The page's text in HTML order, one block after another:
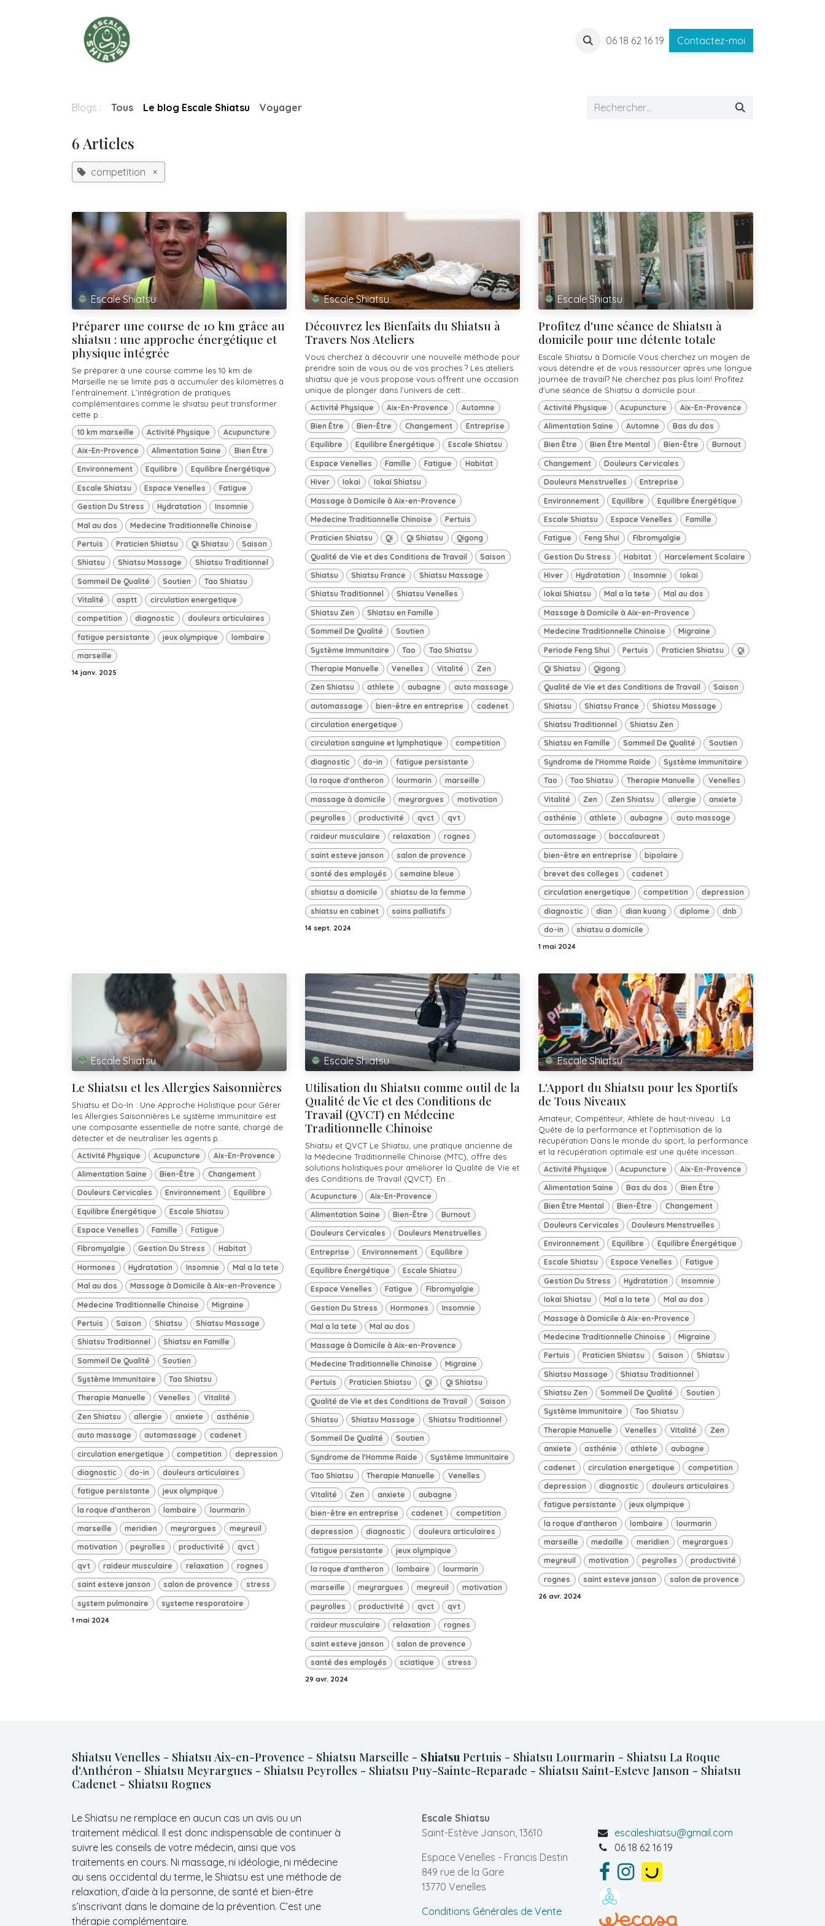
06 18 62 16 19 Contactez-moi
Blogs : Tous Le blog Escale Shiatsu Voyager
6 Articles
competition ×
Escale Shiatsu
Préparer une course de 10 km grâce au
shiatsu : une approche énergétique et
physique intégrée
Se préparer à une course comme les 10 km de
Marseille ne se limite pas à accumuler des kilomètres à
l’entraînement. L’intégration de pratiques
complémentaires comme le shiatsu peut transformer
cette p...
10 km marseille Activité Physique Acupuncture
Aix-En-Provence Alimentation Saine Bien Être
Environnement Equilibre Equilibre Énergétique
Escale Shiatsu Espace Venelles Fatigue
Gestion Du Stress Hydratation Insomnie
Mal au dos Medecine Traditionnelle Chinoise
Pertuis Praticien Shiatsu Qi Shiatsu Saison
Shiatsu Shiatsu Massage Shiatsu Traditionnel
Sommeil De Qualité Soutien Tao Shiatsu
Vitalité asptt circulation energetique
competition diagnostic douleurs articulaires
fatigue persistante jeux olympique lombaire
marseille
14 janv. 2025
Escale Shiatsu
Découvrez les Bienfaits du Shiatsu à
Travers Nos Ateliers
Vous cherchez à découvrir une nouvelle méthode pour
prendre soin de vous ou de vos proches ? Les ateliers
shiatsu que je vous propose vous offrent une occasion
unique de plonger dans l’univers de cett...
Activité Physique Aix-En-Provence Automne
Bien Être Bien-Être Changement Entreprise
Equilibre Equilibre Énergétique Escale Shiatsu
Espace Venelles Famille Fatigue Habitat
Hiver Iokai Iokai Shiatsu
Massage à Domicile à Aix-en-Provence
Medecine Traditionnelle Chinoise Pertuis
Praticien Shiatsu Qi Qi Shiatsu Qigong
Qualité de Vie et des Conditions de Travail Saison
Shiatsu Shiatsu France Shiatsu Massage
Shiatsu Traditionnel Shiatsu Venelles
Shiatsu Zen Shiatsu en Famille
Sommeil De Qualité Soutien
Système Immunitaire Tao Tao Shiatsu
Therapie Manuelle Venelles Vitalité Zen
Zen Shiatsu athlete aubagne auto massage
automassage bien-être en entreprise cadenet
circulation energetique
circulation sanguine et lymphatique competition
diagnostic do-in fatigue persistante
la roque d'antheron lourmarin marseille
massage à domicile meyrargues motivation
peyrolles productivité qvct qvt
raideur musculaire relaxation rognes
saint esteve janson salon de provence
santé des employés semaine bleue
shiatsu a domicile shiatsu de la femme
shiatsu en cabinet soins palliatifs
14 sept. 2024
Escale Shiatsu
Profitez d'une séance de Shiatsu à
domicile pour une détente totale
Escale Shiatsu à Domicile Vous cherchez un moyen de
vous détendre et de vous ressourcer après une longue
journée de travail? Ne cherchez pas plus loin! Profitez
d'une séance de Shiatsu à domicile pour...
Activité Physique Acupuncture Aix-En-Provence
Alimentation Saine Automne Bas du dos
Bien Être Bien Être Mental Bien-Être Burnout
Changement Douleurs Cervicales
Douleurs Menstruelles Entreprise
Environnement Equilibre Equilibre Énergétique
Escale Shiatsu Espace Venelles Famille
Fatigue Feng Shui Fibromyalgie
Gestion Du Stress Habitat Harcelement Scolaire
Hiver Hydratation Insomnie Iokai
Iokai Shiatsu Mal a la tete Mal au dos
Massage à Domicile à Aix-en-Provence
Medecine Traditionnelle Chinoise Migraine
Periode Feng Shui Pertuis Praticien Shiatsu Qi
Qi Shiatsu Qigong
Qualité de Vie et des Conditions de Travail Saison
Shiatsu Shiatsu France Shiatsu Massage
Shiatsu Traditionnel Shiatsu Zen
Shiatsu en Famille Sommeil De Qualité Soutien
Syndrome de l'Homme Raide Système Immunitaire
Tao Tao Shiatsu Therapie Manuelle Venelles
Vitalité Zen Zen Shiatsu allergie anxiete
asthénie athlete aubagne auto massage
automassage baccalaureat
bien-être en entreprise bipolaire
brevet des colleges cadenet
circulation energetique competition depression
diagnostic dian dian kuang diplome dnb
do-in shiatsu a domicile
1 mai 2024
Escale Shiatsu
Le Shiatsu et les Allergies Saisonnières
Shiatsu et Do-In : Une Approche Holistique pour Gérer
les Allergies Saisonnières Le système immunitaire est
une composante essentielle de notre santé, chargé de
détecter et de neutraliser les agents p...
Activité Physique Acupuncture Aix-En-Provence
Alimentation Saine Bien-Être Changement
Douleurs Cervicales Environnement Equilibre
Equilibre Énergétique Escale Shiatsu
Espace Venelles Famille Fatigue
Fibromyalgie Gestion Du Stress Habitat
Hormones Hydratation Insomnie Mal a la tete
Mal au dos Massage à Domicile à Aix-en-Provence
Medecine Traditionnelle Chinoise Migraine
Pertuis Saison Shiatsu Shiatsu Massage
Shiatsu Traditionnel Shiatsu en Famille
Sommeil De Qualité Soutien
Système Immunitaire Tao Shiatsu
Therapie Manuelle Venelles Vitalité
Zen Shiatsu allergie anxiete asthénie
auto massage automassage cadenet
circulation energetique competition depression
diagnostic do-in douleurs articulaires
fatigue persistante jeux olympique
la roque d'antheron lombaire lourmarin
marseille meridien meyrargues meyreuil
motivation peyrolles productivité qvct
qvt raideur musculaire relaxation rognes
saint esteve janson salon de provence stress
system pulmonaire systeme resporatoire
1 mai 2024
Escale Shiatsu
Utilisation du Shiatsu comme outil de la
Qualité de Vie et des Conditions de
Travail (QVCT) en Médecine
Traditionnelle Chinoise
Shiatsu et QVCT Le Shiatsu, une pratique ancienne de
la Médecine Traditionnelle Chinoise (MTC), offre des
solutions holistiques pour améliorer la Qualité de Vie et
des Conditions de Travail (QVCT). En...
Acupuncture Aix-En-Provence
Alimentation Saine Bien-Être Burnout
Douleurs Cervicales Douleurs Menstruelles
Entreprise Environnement Equilibre
Equilibre Énergétique Escale Shiatsu
Espace Venelles Fatigue Fibromyalgie
Gestion Du Stress Hormones Insomnie
Mal a la tete Mal au dos
Massage à Domicile à Aix-en-Provence
Medecine Traditionnelle Chinoise Migraine
Pertuis Praticien Shiatsu Qi Qi Shiatsu
Qualité de Vie et des Conditions de Travail Saison
Shiatsu Shiatsu Massage Shiatsu Traditionnel
Sommeil De Qualité Soutien
Syndrome de l'Homme Raide Système Immunitaire
Tao Shiatsu Therapie Manuelle Venelles
Vitalité Zen anxiete aubagne
bien-être en entreprise cadenet competition
depression diagnostic douleurs articulaires
fatigue persistante jeux olympique
la roque d'antheron lombaire lourmarin
marseille meyrargues meyreuil motivation
peyrolles productivité qvct qvt
raideur musculaire relaxation rognes
saint esteve janson salon de provence
santé des employés sciatique stress
29 avr. 2024
Escale Shiatsu
L'Apport du Shiatsu pour les Sportifs
de Tous Niveaux
Amateur, Compétiteur, Athlète de haut-niveau : La
Quête de la performance et l'optimisation de la
récupération Dans le monde du sport, la performance
et la récupération optimale est une quête incessan...
Activité Physique Acupuncture Aix-En-Provence
Alimentation Saine Bas du dos Bien Être
Bien Être Mental Bien-Être Changement
Douleurs Cervicales Douleurs Menstruelles
Environnement Equilibre Equilibre Énergétique
Escale Shiatsu Espace Venelles Fatigue
Gestion Du Stress Hydratation Insomnie
Iokai Shiatsu Mal a la tete Mal au dos
Massage à Domicile à Aix-en-Provence
Medecine Traditionnelle Chinoise Migraine
Pertuis Praticien Shiatsu Saison Shiatsu
Shiatsu Massage Shiatsu Traditionnel
Shiatsu Zen Sommeil De Qualité Soutien
Système Immunitaire Tao Shiatsu
Therapie Manuelle Venelles Vitalité Zen
anxiete asthénie athlete aubagne
cadenet circulation energetique competition
depression diagnostic douleurs articulaires
fatigue persistante jeux olympique
la roque d'antheron lombaire lourmarin
marseille medaille meridien meyrargues
meyreuil motivation peyrolles productivité
rognes saint esteve janson salon de provence
26 avr. 2024
Shiatsu Venelles - Shiatsu Aix-en-Provence - Shiatsu Marseille - Shiatsu Pertuis - Shiatsu Lourmarin - Shiatsu La Roque
d'Anthéron - Shiatsu Meyrargues - Shiatsu Peyrolles - Shiatsu Puy-Sainte-Reparade - Shiatsu Saint-Esteve Janson - Shiatsu
Cadenet - Shiatsu Rognes
Le Shiatsu ne remplace en aucun cas un avis ou un
traitement médical. Il est donc indispensable de continuer à
suivre les conseils de votre médecin, ainsi que vos
traitements en cours. Ni massage, ni idéologie, ni médecine
au sens occidental du terme, le Shiatsu est une méthode de
relaxation, d’aide à la personne, de santé et bien-être
s’inscrivant dans le domaine de la prévention. C’est une
thérapie complémentaire.
Escale Shiatsu
Saint-Estève Janson, 13610
Espace Venelles - Francis Destin
849 rue de la Gare
13770 Venelles
Conditions Générales de Vente
escaleshiatsu@gmail.com
06 18 62 16 19